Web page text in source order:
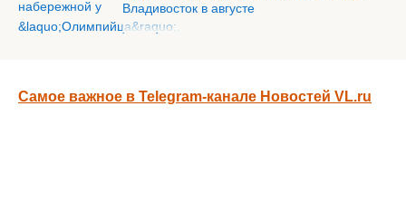
Владивосток в августе
Самое важное в Telegram-канале Новостей VL.ru